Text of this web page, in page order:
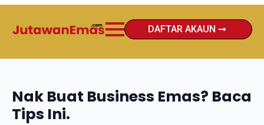
DAFTAR AKAUN
Nak Buat Business Emas? Baca
Tips Ini.